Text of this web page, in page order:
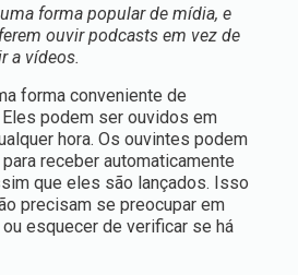
forma popular de mídia, e
ouvir podcasts em vez de
a vídeos.
forma conveniente de
podem ser ouvidos em
hora. Os ouvintes podem
receber automaticamente
que eles são lançados. Isso
precisam se preocupar em
esquecer de verificar se há